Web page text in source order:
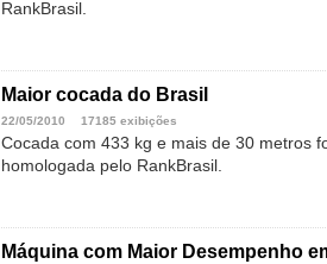
RankBrasil.
Maior cocada do Brasil
22/05/2010 17185 exibições
Cocada com 433 kg e mais de 30 metros
homologada pelo RankBrasil.
Máquina com Maior Desempenho